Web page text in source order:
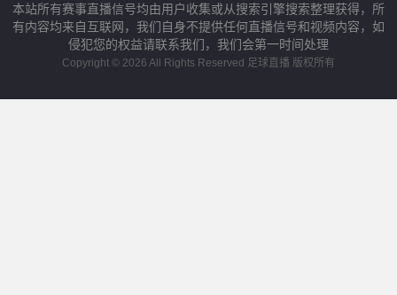
本站所有赛事直播信号均由用户收集或从搜索引擎搜索整理获得，所
有内容均来自互联网，我们自身不提供任何直播信号和视频内容，如
侵犯您的权益请联系我们，我们会第一时间处理
Copyright © 2026 All Rights Reserved 足球直播 版权所有